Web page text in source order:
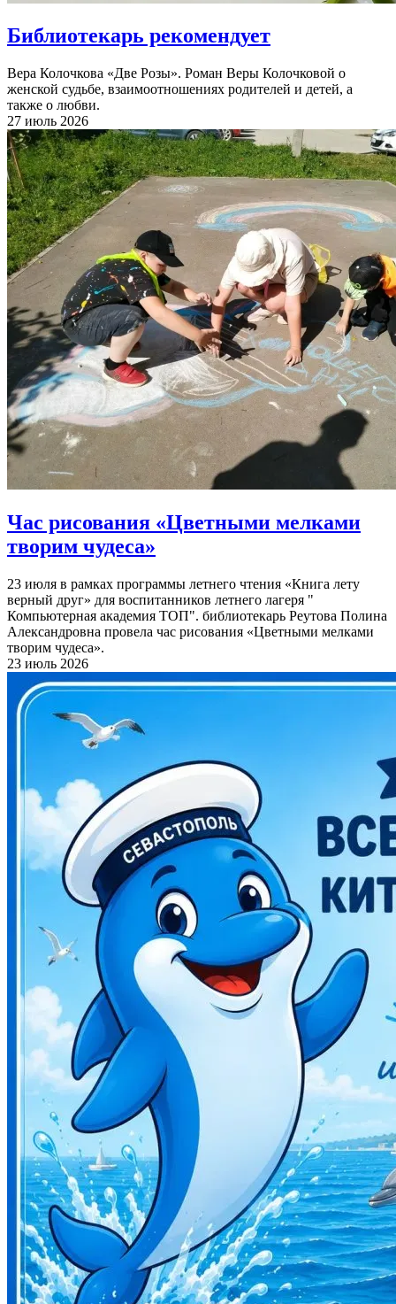
Библиотекарь рекомендует
Вера Колочкова «Две Розы». Роман Веры Колочковой о
женской судьбе, взаимоотношениях родителей и детей, а
также о любви.
27 июль 2026
Час рисования «Цветными мелками
творим чудеса»
23 июля в рамках программы летнего чтения «Книга лету
верный друг» для воспитанников летнего лагеря "
Компьютерная академия ТОП". библиотекарь Реутова Полина
Александровна провела час рисования «Цветными мелками
творим чудеса».
23 июль 2026